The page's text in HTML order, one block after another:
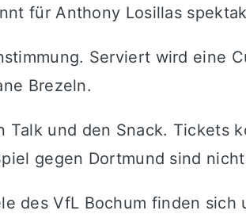
für Anthony Losillas
Serviert wird eine
Brezeln.
Talk und den Snack. Tickets
gegen Dortmund sind
des VfL Bochum finden